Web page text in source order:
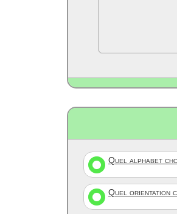
Quel alphabet
Quel orientation